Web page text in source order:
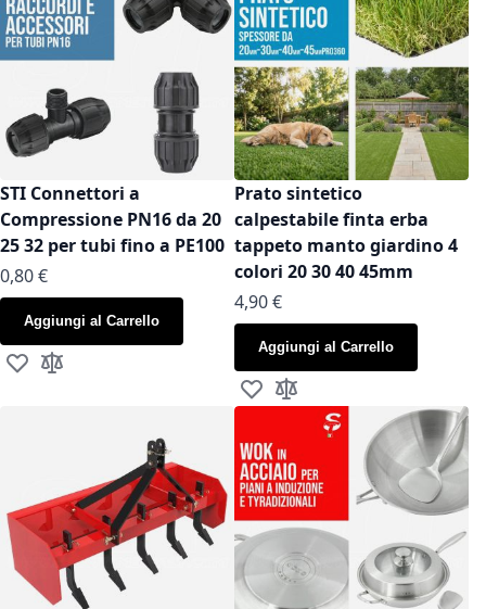
STI Connettori a
Compressione PN16 da 20
25 32 per tubi fino a PE100
As low as
0,80 €
Aggiungi al Carrello
Aggiungi alla lista desideri
Aggiungi al confronto
Prato sintetico
calpestabile finta erba
tappeto manto giardino 4
colori 20 30 40 45mm
As low as
4,90 €
Aggiungi al Carrello
Aggiungi alla lista desideri
Aggiungi al confronto